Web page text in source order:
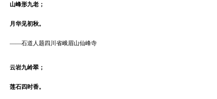
山峰形九老；
月华见初秋。
——石道人题四川省峨眉山仙峰寺
云岩九岭翠；
莲石四时香。